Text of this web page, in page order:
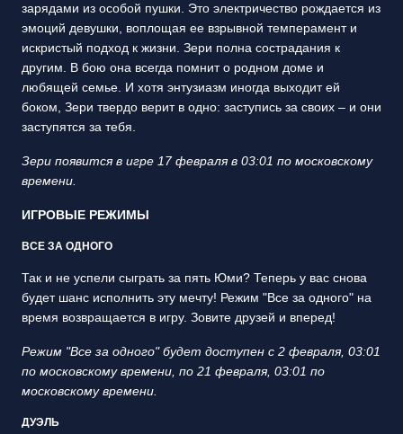
зарядами из особой пушки. Это электричество рождается из
эмоций девушки, воплощая ее взрывной темперамент и
искристый подход к жизни. Зери полна сострадания к
другим. В бою она всегда помнит о родном доме и
любящей семье. И хотя энтузиазм иногда выходит ей
боком, Зери твердо верит в одно: заступись за своих – и они
заступятся за тебя.
Зери появится в игре 17 февраля в 03:01 по московскому
времени.
ИГРОВЫЕ РЕЖИМЫ
ВСЕ ЗА ОДНОГО
Так и не успели сыграть за пять Юми? Теперь у вас снова
будет шанс исполнить эту мечту! Режим "Все за одного" на
время возвращается в игру. Зовите друзей и вперед!
Режим "Все за одного" будет доступен с 2 февраля, 03:01
по московскому времени, по 21 февраля, 03:01 по
московскому времени.
ДУЭЛЬ